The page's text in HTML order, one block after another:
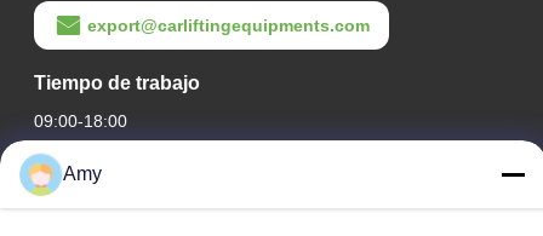
export@carliftingequipments.com
Tiempo de trabajo
09:00-18:00
Nuestra dirección
Amy